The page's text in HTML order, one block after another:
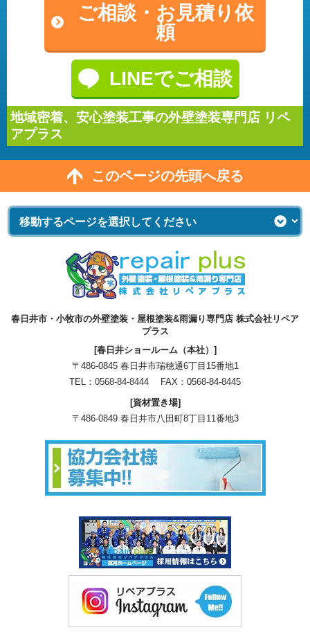
ご相談・ お見積り依
頼
LINEでご相談
地域密着、安心塗装工事の外壁塗装専門店 リペ
アプラス
このページの先頭へ戻る
春日井市・小牧市の外壁塗装・屋根塗装&雨漏り専門店 株式会社リペア
プラス
[春日井ショールーム（本社）]
〒486-0845 春日井市瑞穂通6丁目15番地1
TEL： 0568-84-8444 FAX：0568-84-8445
[資材置き場]
〒486-0849 春日井市八田町8丁目11番地3